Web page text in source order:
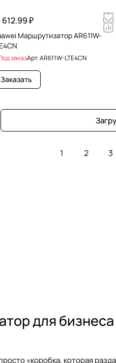
612.99 ₽
Маршрутизатор AR611W-
заказАрт.AR611W-LTE4CN
Заказать
1 2 3
для
«коробка, которая